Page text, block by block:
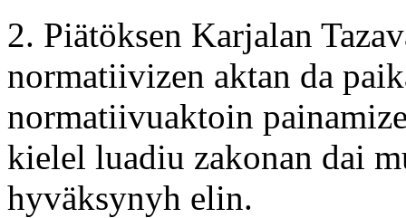
2. Piätöksen Karjalan
normatiivizen aktan da
normatiivuaktoin
kielel luadiu zakonan dai
hyväksynyh elin.